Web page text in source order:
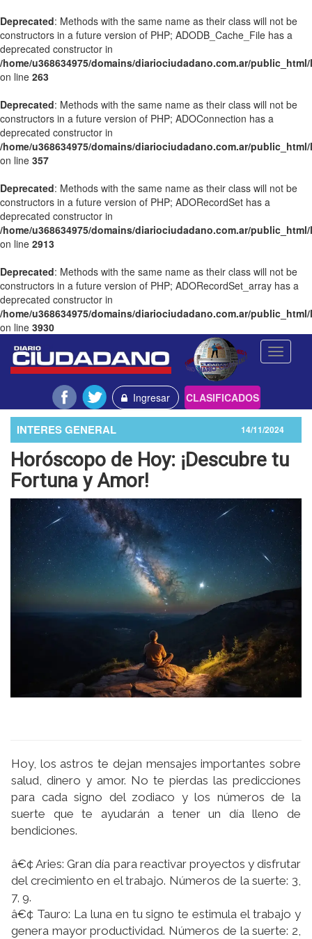
Deprecated: Methods with the same name as their class will not be
constructors in a future version of PHP; ADODB_Cache_File has a
deprecated constructor in
/home/u368634975/domains/diariociudadano.com.ar/
on line 263
Deprecated: Methods with the same name as their class will not be
constructors in a future version of PHP; ADOConnection has a
deprecated constructor in
/home/u368634975/domains/diariociudadano.com.ar/
on line 357
Deprecated: Methods with the same name as their class will not be
constructors in a future version of PHP; ADORecordSet has a
deprecated constructor in
/home/u368634975/domains/diariociudadano.com.ar/
on line 2913
Deprecated: Methods with the same name as their class will not be
constructors in a future version of PHP; ADORecordSet_array has a
deprecated constructor in
/home/u368634975/domains/diariociudadano.com.ar/
on line 3930
Toggle
Ingresar CLASIFICADOS
INTERES GENERAL 14/11/2024
Horóscopo de Hoy: ¡Descubre tu
Fortuna y Amor!
Hoy, los astros te dejan mensajes importantes sobre
salud, dinero y amor. No te pierdas las predicciones
para cada signo del zodiaco y los números de la
suerte que te ayudarán a tener un dí­a lleno de
bendiciones.
â€¢ Aries: Gran dí­a para reactivar proyectos y disfrutar
del crecimiento en el trabajo. Números de la suerte: 3,
7, 9.
â€¢ Tauro: La luna en tu signo te estimula el trabajo y
genera mayor productividad. Números de la suerte: 2,